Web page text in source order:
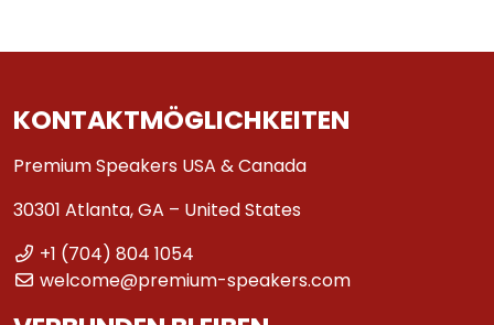
KONTAKTMÖGLICHKEITEN
Premium Speakers USA & Canada
30301 Atlanta, GA – United States
+1 (704) 804 1054
welcome@premium-speakers.com